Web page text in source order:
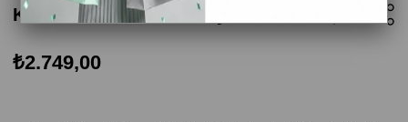
Kadın Halat Sandalet Siyah
₺2.749,00